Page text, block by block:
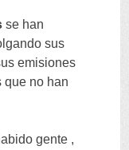
se han
sus
emisiones
que no han
gente ,